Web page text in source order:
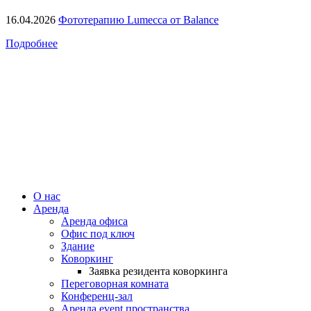
16.04.2026 Фототерапию Lumecca от Balance
Подробнее
О нас
Аренда
Аренда офиса
Офис под ключ
Здание
Коворкинг
Заявка резидента коворкинга
Переговорная комната
Конференц-зал
Аренда event пространства